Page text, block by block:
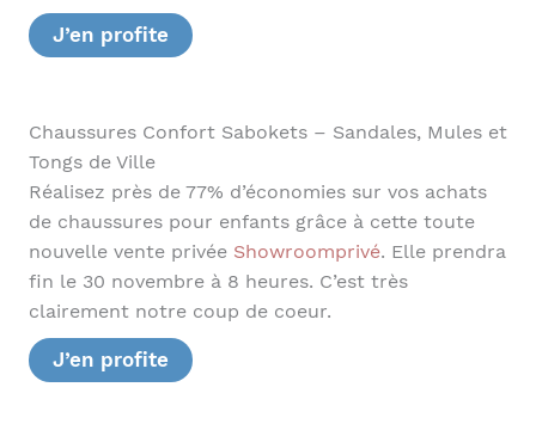
J’en profite
Chaussures Confort Sabokets – Sandales, Mules et
Tongs de Ville
Réalisez près de 77% d’économies sur vos achats
de chaussures pour enfants grâce à cette toute
nouvelle vente privée Showroomprivé. Elle prendra
fin le 30 novembre à 8 heures. C’est très
clairement notre coup de coeur.
J’en profite